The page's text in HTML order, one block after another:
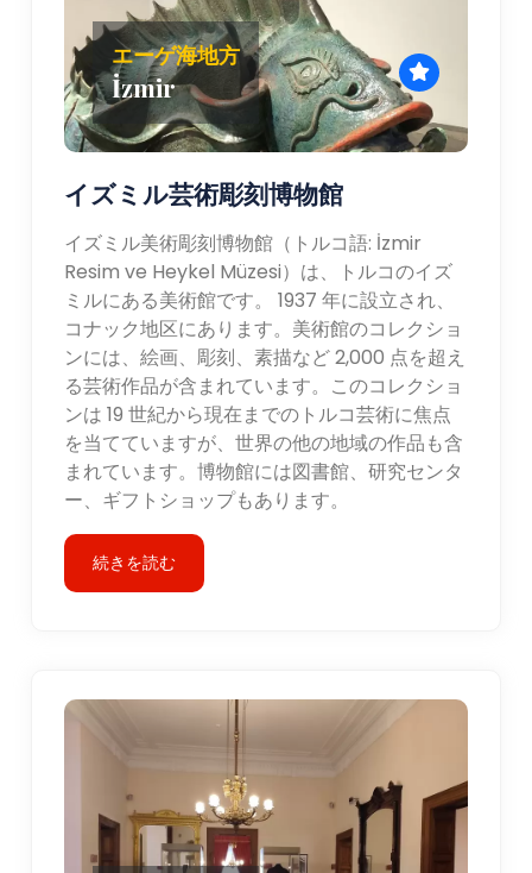
エーゲ海地方
İzmir
イズミル芸術彫刻博物館
イズミル美術彫刻博物館（トルコ語: İzmir
Resim ve Heykel Müzesi）は、トルコのイズ
ミルにある美術館です。 1937 年に設立され、
コナック地区にあります。美術館のコレクショ
ンには、絵画、彫刻、素描など 2,000 点を超え
る芸術作品が含まれています。このコレクショ
ンは 19 世紀から現在までのトルコ芸術に焦点
を当てていますが、世界の他の地域の作品も含
まれています。博物館には図書館、研究センタ
ー、ギフトショップもあります。
続きを読む